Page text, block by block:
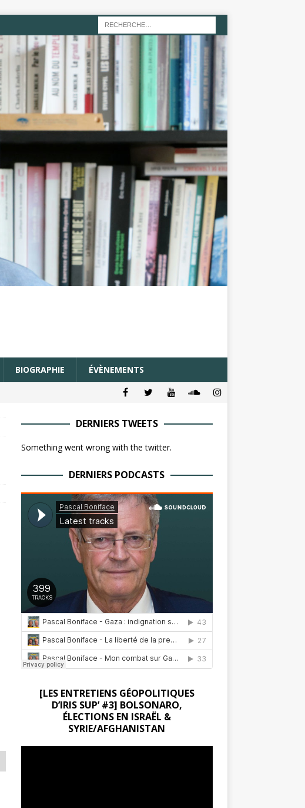
BIOGRAPHIE ÉVÈNEMENTS
DERNIERS TWEETS
Something went wrong with the twitter.
DERNIERS PODCASTS
[LES ENTRETIENS GÉOPOLITIQUES
D’IRIS SUP’ #3] BOLSONARO,
ÉLECTIONS EN ISRAËL &
SYRIE/AFGHANISTAN